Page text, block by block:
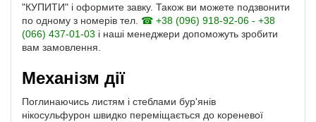
"КУПИТИ" і оформите завку. Також ви можете подзвонити
по одному з номерів тел. ☎ +38 (096) 918-92-06 - +38
(066) 437-01-03 і наші менеджери допоможуть зробити
вам замовлення.
Механізм дії
Поглинаючись листям і стеблами бур'янів
нікосульфурон швидко переміщається до кореневої